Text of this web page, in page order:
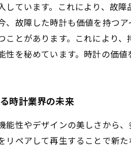
しています。これにより、故
、故障した時計も価値を持つ
ことがあります。これにより
性を秘めています。時計の価
時計業界の未来
能性やデザインの美しさから
リペアして再生することで新